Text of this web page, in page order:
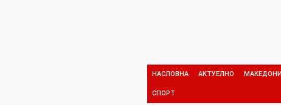
НАСЛОВНА АКТУЕЛНО
СПОРТ